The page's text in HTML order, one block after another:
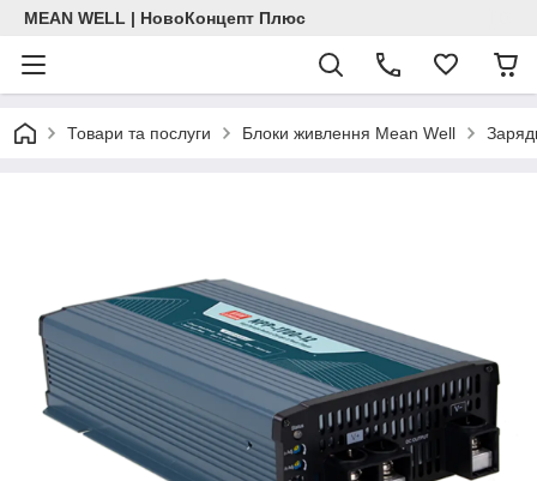
MEAN WELL | НовоКонцепт Плюс
Товари та послуги Блоки живлення Mean Well